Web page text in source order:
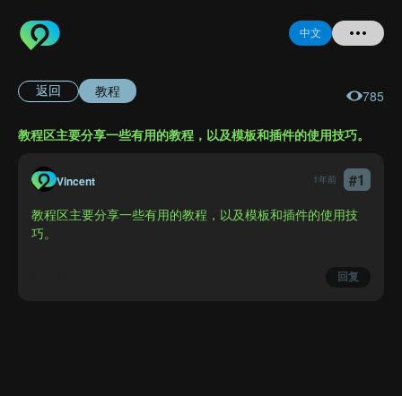
中文
提问
注册
返回 教程 785
教程区主要分享一些有用的教程，以及模板和插件的使用技巧。
Vincent 1年前 #1
教程区主要分享一些有用的教程，以及模板和插件的使用技
巧。
回复